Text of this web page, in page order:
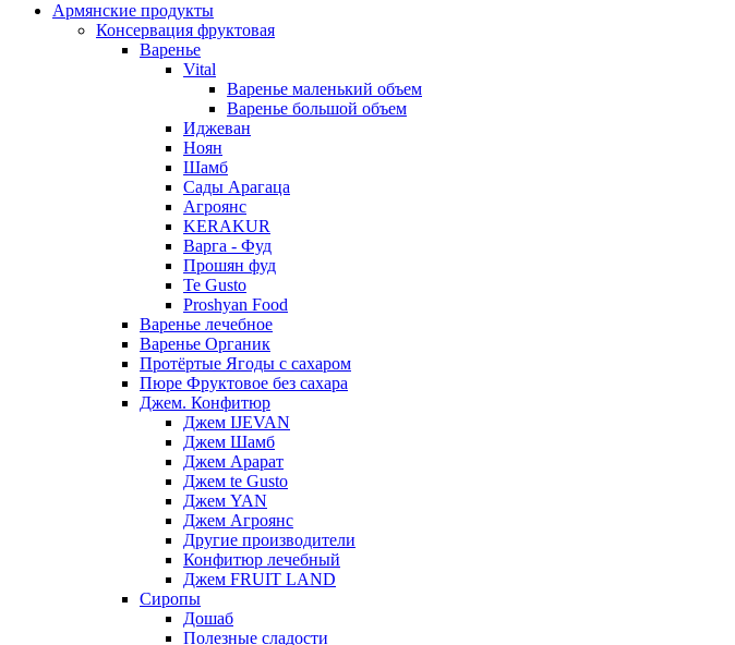
Армянские продукты
Консервация фруктовая
Варенье
Vital
Варенье маленький объем
Варенье большой объем
Иджеван
Ноян
Шамб
Сады Арагаца
Агроянс
KERAKUR
Варга - Фуд
Прошян фуд
Te Gusto
Proshyan Food
Варенье лечебное
Варенье Органик
Протёртые Ягоды с сахаром
Пюре Фруктовое без сахара
Джем. Конфитюр
Джем IJEVAN
Джем Шамб
Джем Арарат
Джем te Gusto
Джем YAN
Джем Агроянс
Другие производители
Конфитюр лечебный
Джем FRUIT LAND
Сиропы
Дошаб
Полезные сладости